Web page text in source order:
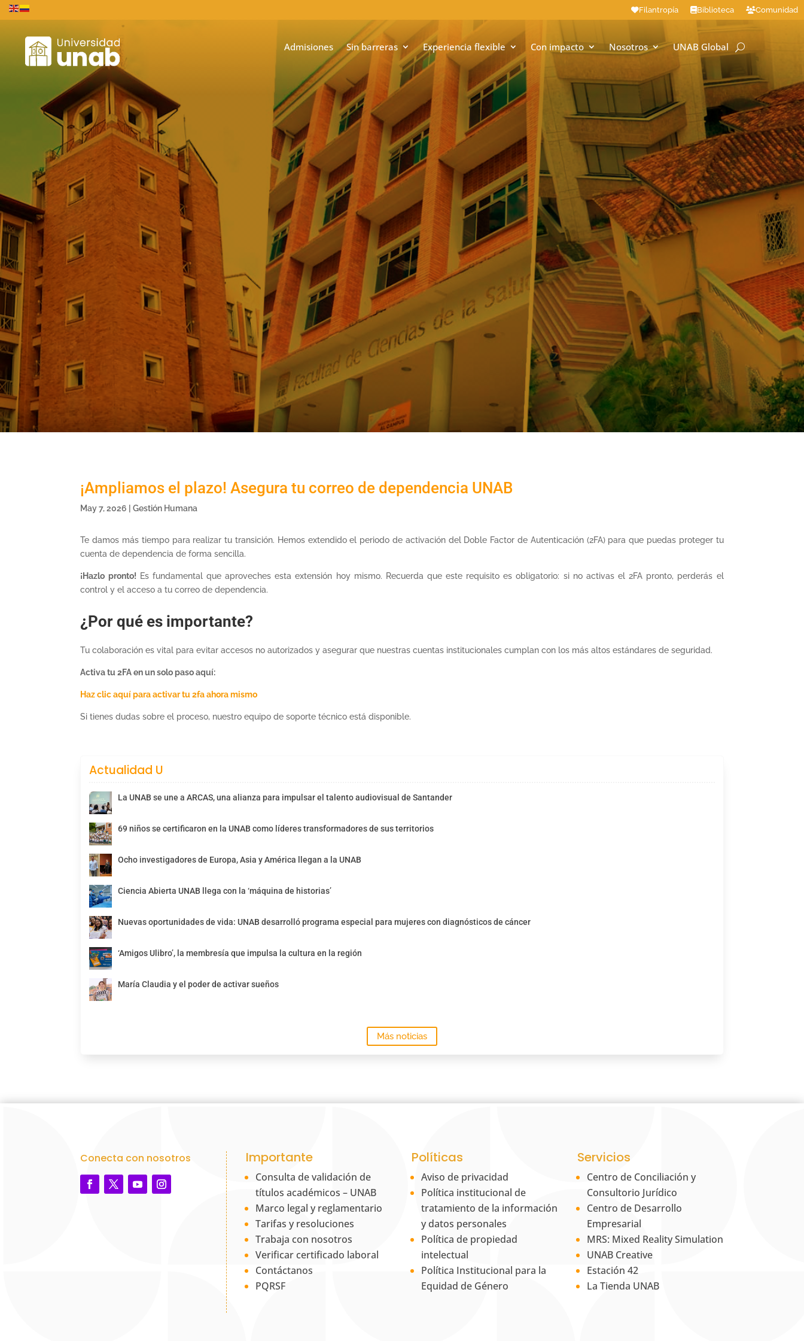
Filantropía Biblioteca Comunidad
Admisiones Sin barreras Experiencia flexible Con impacto Nosotros UNAB Global
¡Ampliamos el plazo! Asegura tu correo de dependencia UNAB
May 7, 2026 |Gestión Humana
Te damos más tiempo para realizar tu transición. Hemos extendido el periodo de activación del Doble Factor de Autenticación (2FA) para que puedas proteger tu
cuenta de dependencia de forma sencilla.
¡Hazlo pronto! Es fundamental que aproveches esta extensión hoy mismo. Recuerda que este requisito es obligatorio: si no activas el 2FA pronto, perderás el
control y el acceso a tu correo de dependencia.
¿Por qué es importante?
Tu colaboración es vital para evitar accesos no autorizados y asegurar que nuestras cuentas institucionales cumplan con los más altos estándares de seguridad.
Activa tu 2FA en un solo paso aquí:
Haz clic aquí para activar tu 2fa ahora mismo
Si tienes dudas sobre el proceso, nuestro equipo de soporte técnico está disponible.
Actualidad U
La UNAB se une a ARCAS, una alianza para impulsar el talento audiovisual de Santander
69 niños se certificaron en la UNAB como líderes transformadores de sus territorios
Ocho investigadores de Europa, Asia y América llegan a la UNAB
Ciencia Abierta UNAB llega con la ‘máquina de historias’
Nuevas oportunidades de vida: UNAB desarrolló programa especial para mujeres con diagnósticos de cáncer
‘Amigos Ulibro’, la membresía que impulsa la cultura en la región
María Claudia y el poder de activar sueños
Más noticias
Conecta con nosotros Importante
Consulta de validación de
títulos académicos – UNAB
Marco legal y reglamentario
Tarifas y resoluciones
Trabaja con nosotros
Verificar certificado laboral
Contáctanos
PQRSF
Políticas
Aviso de privacidad
Política institucional de
tratamiento de la información
y datos personales
Política de propiedad
intelectual
Política Institucional para la
Equidad de Género
Servicios
Centro de Conciliación y
Consultorio Jurídico
Centro de Desarrollo
Empresarial
MRS: Mixed Reality Simulation
UNAB Creative
Estación 42
La Tienda UNAB